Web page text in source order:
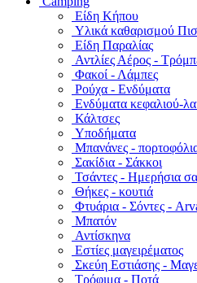
Είδη Κήπου
Υλικά καθαρισμού
Είδη Παραλίας
Αντλίες Αέρος -
Φακοί - Λάμπες
Ρούχα - Ενδύματα
Ενδύματα κεφαλιού-
Κάλτσες
Υποδήματα
Μπανάνες -
Σακίδια - Σάκκοι
Τσάντες - Ημερήσια
Θήκες - κουτιά
Φτυάρια - Σόντες -
Μπατόν
Αντίσκηνα
Εστίες μαγειρέματος
Σκεύη Εστιάσης -
Τρόφιμα - Ποτά